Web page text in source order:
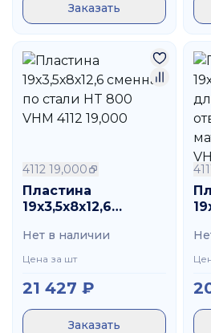
Заказать
4112 19,000
Пластина
19х3,5х8х12,6
HT 800 VHM 4112
19,000
Нет в наличии
Цена за шт
21 427 ₽
Заказать